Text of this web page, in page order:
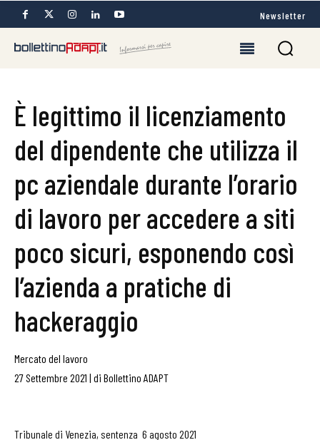
Newsletter
È legittimo il licenziamento
del dipendente che utilizza il
pc aziendale durante l’orario
di lavoro per accedere a siti
poco sicuri, esponendo così
l’azienda a pratiche di
hackeraggio
Mercato del lavoro
27 Settembre 2021 | di Bollettino ADAPT
Tribunale di Venezia, sentenza 6 agosto 2021